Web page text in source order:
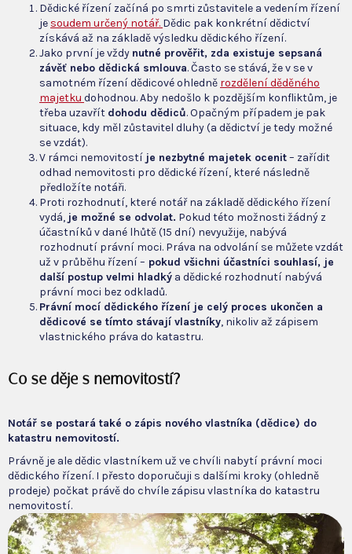
Dědické řízení začíná po smrti zůstavitele a vedením řízení
je soudem určený notář. Dědic pak konkrétní dědictví
získává až na základě výsledku dědického řízení.
Jako první je vždy nutné prověřit, zda existuje sepsaná
závěť nebo dědická smlouva. Často se stává, že v se v
samotném řízení dědicové ohledně rozdělení děděného
majetku dohodnou. Aby nedošlo k pozdějším konfliktům, je
třeba uzavřít dohodu dědiců. Opačným případem je pak
situace, kdy měl zůstavitel dluhy (a dědictví je tedy možné
se vzdát).
V rámci nemovitostí je nezbytné majetek ocenit– zařídit
odhad nemovitosti pro dědické řízení, které následně
předložíte notáři.
Proti rozhodnutí, které notář na základě dědického řízení
vydá, je možné se odvolat. Pokud této možnosti žádný z
účastníků v dané lhůtě (15 dní) nevyužije, nabývá
rozhodnutí právní moci. Práva na odvolání se můžete vzdát
už v průběhu řízení – pokud všichni účastníci souhlasí, je
další postup velmi hladký a dědické rozhodnutí nabývá
právní moci bez odkladů.
Právní mocí dědického řízení je celý proces ukončen a
dědicové se tímto stávají vlastníky, nikoliv až zápisem
vlastnického práva do katastru.
Co se děje s nemovitostí?
Notář se postará také o zápis nového vlastníka (dědice) do
katastru nemovitostí.
Právně je ale dědic vlastníkem už ve chvíli nabytí právní moci
dědického řízení. I přesto doporučuji s dalšími kroky (ohledně
prodeje) počkat právě do chvíle zápisu vlastníka do katastru
nemovitostí.